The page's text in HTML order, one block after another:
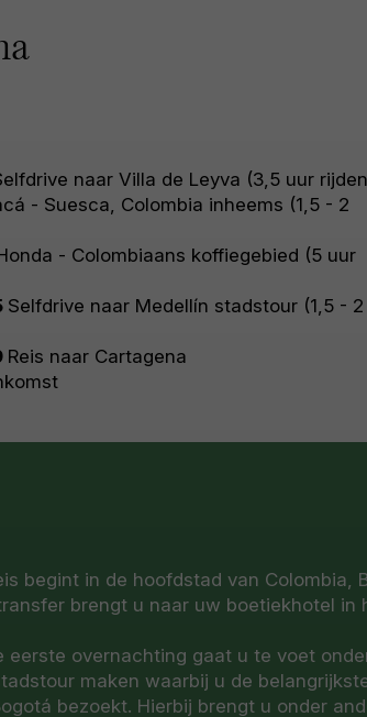
naar Villa de Leyva (3,5 uur
- Suesca, Colombia inheems (1,5 - 2
- Colombiaans koffiegebied (5 uur
Selfdrive naar Medellín stadstour (1,5 - 2
Reis naar Cartagena
begint in de hoofdstad van Colombia,
brengt u naar uw boetiekhotel in
eerste overnachting gaat u te voet
maken waarbij u de
bezoekt. Hierbij brengt u onder